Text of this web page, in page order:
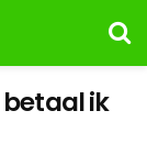
betaal ik